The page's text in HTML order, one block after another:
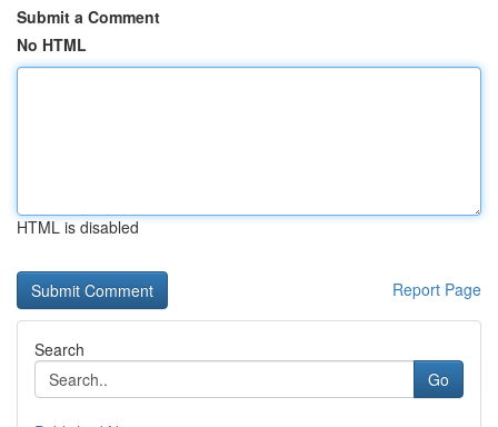
Submit a Comment
No HTML
HTML is disabled
Report Page
Search
Go